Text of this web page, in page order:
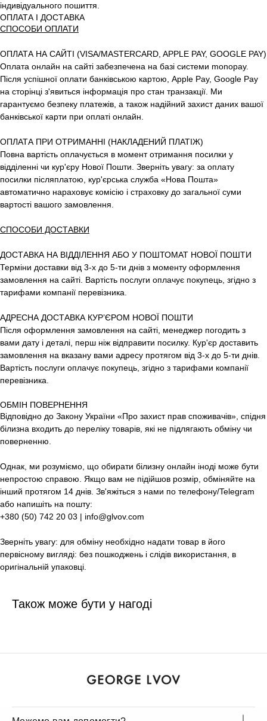
індивідуального пошиття.
ОПЛАТА І ДОСТАВКА
СПОСОБИ ОПЛАТИ
ОПЛАТА НА САЙТІ (VISA/MASTERCARD, APPLE PAY, GOOGLE PAY)
Оплата онлайн на сайті забезпечена на базі системи monopay.
Після успішної оплати банківською картою, Apple Pay, Google Pay
на сторінці з'явиться інформація про стан транзакції. Ми
гарантуємо безпеку платежів, а також надійний захист даних вашої
банківської карти при оплаті онлайн.
ОПЛАТА ПРИ ОТРИМАННІ (НАКЛАДЕНИЙ ПЛАТІЖ)
Повна вартість оплачується в момент отримання посилки у
відділенні чи кур'єру Нової Пошти. Зверніть увагу: за оплату
посилки післяплатою, кур'єрська служба «Нова Пошта»
автоматично нараховує комісію і страховку до загальної суми
вартості вашого замовлення.
СПОСОБИ ДОСТАВКИ
ДОСТАВКА НА ВІДДІЛЕННЯ АБО У ПОШТОМАТ НОВОЇ ПОШТИ
Терміни доставки від 3-х до 5-ти днів з моменту оформлення
замовлення на сайті. Вартість послуги оплачує покупець, згідно з
тарифами компанії перевізника.
АДРЕСНА ДОСТАВКА КУР’ЄРОМ НОВОЇ ПОШТИ
Після оформлення замовлення на сайті, менеджер погодить з
вами дату і деталі, перш ніж відправити посилку. Кур'єр доставить
замовлення на вказану вами адресу протягом від 3-х до 5-ти днів.
Вартість послуги оплачує покупець, згідно з тарифами компанії
перевізника.
ОБМІН ПОВЕРНЕННЯ
Відповідно до Закону України «Про захист прав споживачів», спідня
білизна входить до переліку товарів, які не підлягають обміну чи
поверненню.
Однак, ми розуміємо, що обирати білизну онлайн іноді може бути
непростою справою. Якщо вам не підійшов розмір, обміняйте на
інший протягом 14 днів. Зв'яжіться з нами по телефону/Telegram
або напишіть на пошту:
+380 (50) 742 20 03 | info@glvov.com
Зверніть увагу: для обміну необхідно надати товар в його
первісному вигляді: без пошкоджень і слідів використання, в
оригінальній упаковці.
Також може бути у нагоді